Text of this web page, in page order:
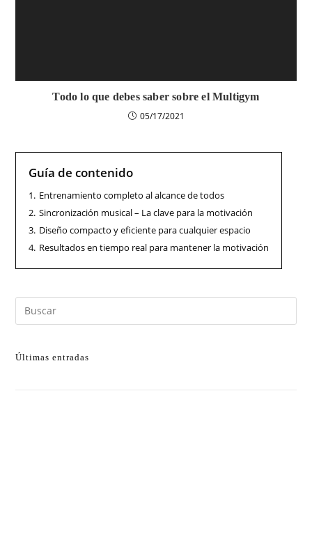
Todo lo que debes saber sobre el Multigym
05/17/2021
Guía de contenido
1. Entrenamiento completo al alcance de todos
2. Sincronización musical – La clave para la motivación
3. Diseño compacto y eficiente para cualquier espacio
4. Resultados en tiempo real para mantener la motivación
Últimas entradas